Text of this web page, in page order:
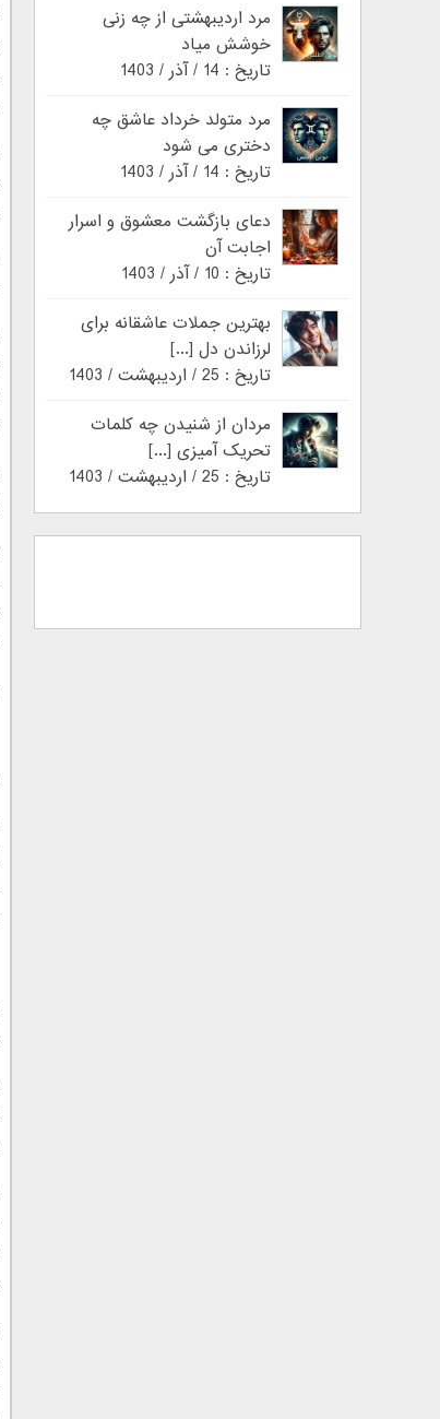
مرد اردیبهشتی از چه زنی
خوشش میاد
تاریخ : 14 / آذر / 1403
مرد متولد خرداد عاشق چه
دختری می شود
تاریخ : 14 / آذر / 1403
دعای بازگشت معشوق و اسرار
اجابت آن
تاریخ : 10 / آذر / 1403
بهترین جملات عاشقانه برای
لرزاندن دل [...]
تاریخ : 25 / اردیبهشت / 1403
مردان از شنیدن چه کلمات
تحریک آمیزی [...]
تاریخ : 25 / اردیبهشت / 1403